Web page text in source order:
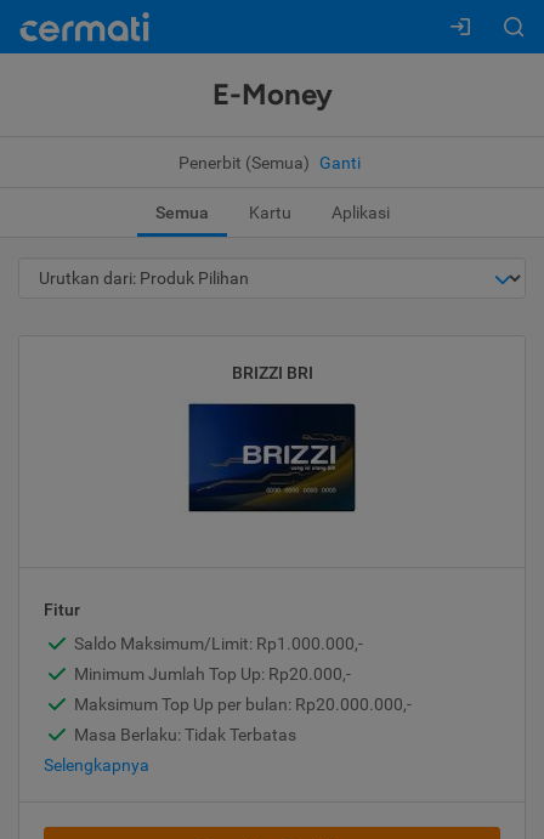
E-Money
Penerbit (Semua) Ganti
Semua Kartu Aplikasi
BRIZZI BRI
Fitur
Saldo Maksimum/Limit: Rp1.000.000,-
Minimum Jumlah Top Up: Rp20.000,-
Maksimum Top Up per bulan: Rp20.000.000,-
Masa Berlaku: Tidak Terbatas
Selengkapnya